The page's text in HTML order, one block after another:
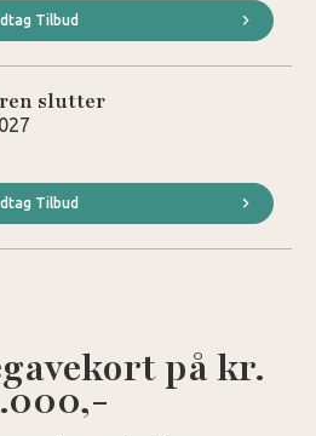
Tilbud
slutter
Tilbud
på kr.